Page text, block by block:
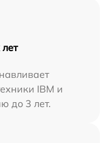
IBM и
до 3 лет.